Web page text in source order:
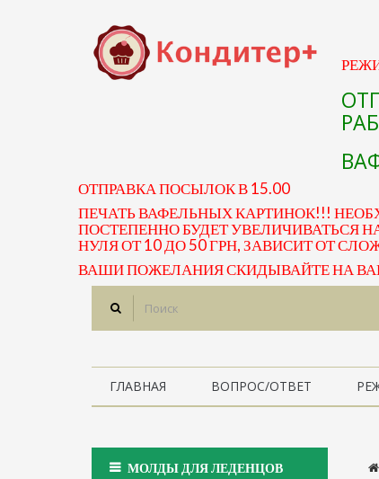
ОТПРАВКА ПОСЫЛОК В 15.00
ПЕЧАТЬ ВАФЕЛЬНЫХ КАРТИНОК!!!
ПОСТЕПЕННО БУДЕТ УВЕЛИЧИВАТЬСЯ
НУЛЯ ОТ 10 ДО 50 ГРН, ЗАВИСИТ ОТ
ВАШИ ПОЖЕЛАНИЯ СКИДЫВАЙТЕ НА
ГЛАВНАЯ ВОПРОС/ОТВЕТ
МОЛДЫ ДЛЯ ЛЕДЕНЦОВ